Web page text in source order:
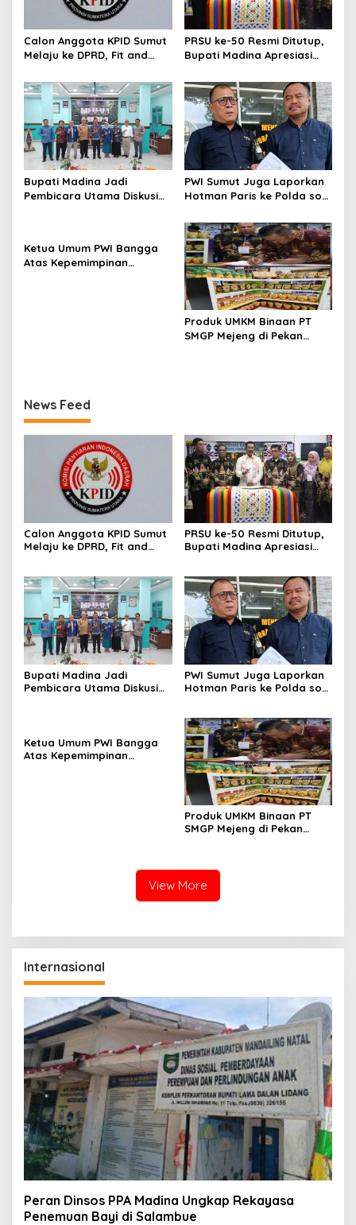
Calon Anggota KPID Sumut
Melaju ke DPRD, Fit and
PRSU ke-50 Resmi Ditutup,
Bupati Madina Apresiasi
Terbatas Anggaran
Bupati Madina Jadi
Pembicara Utama Diskusi
PWI Sumut Juga Laporkan
Hotman Paris ke Polda soal
Wartawan
Ketua Umum PWI Bangga
Atas Kepemimpinan
Produk UMKM Binaan PT
SMGP Mejeng di Pekan
News Feed
Calon Anggota KPID Sumut
Melaju ke DPRD, Fit and
PRSU ke-50 Resmi Ditutup,
Bupati Madina Apresiasi
Bupati Madina Jadi
Pembicara Utama Diskusi
PWI Sumut Juga Laporkan
Hotman Paris ke Polda soal
Ketua Umum PWI Bangga
Atas Kepemimpinan
Produk UMKM Binaan PT
SMGP Mejeng di Pekan
View More
Internasional
Peran Dinsos PPA Madina Ungkap Rekayasa
Penemuan Bayi di Salambue